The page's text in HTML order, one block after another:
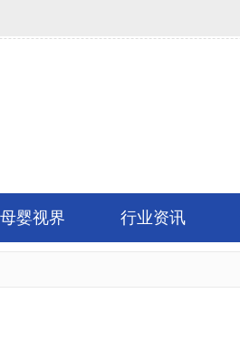
母婴视界 行业资讯